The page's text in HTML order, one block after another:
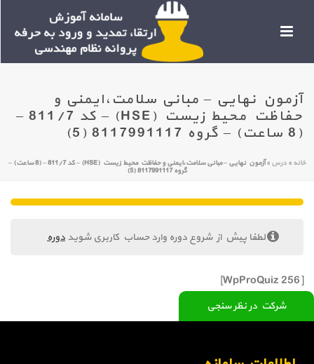
آزمون نهایی – مبانی سلامت،ایمنی و
حفاظت محیط زیست (HSE) – کد 811/7 –
(8 ساعت) – گروه 8117991117 (5)
خانه » درس » آزمون نهایی – مبانی سلامت،ایمنی و حفاظت محیط زیست (HSE) – کد 811/7 – (8 ساعت) –
گروه 8117991117 (5)
شرکت در نظر سنجی
لطفا پیش از شروع دوره وارد حساب کاربری شویددوره
[WpProQuiz 256]